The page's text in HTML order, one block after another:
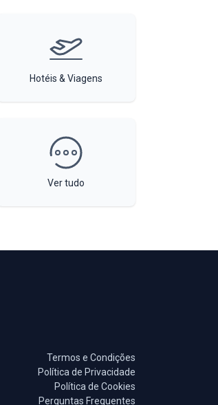
Hotéis & Viagens
Ver tudo
Termos e Condições
Política de Privacidade
Política de Cookies
Perguntas Frequentes